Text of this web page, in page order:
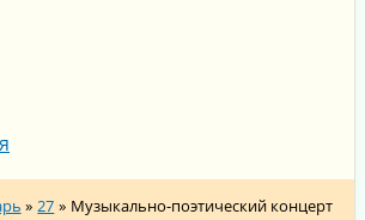
27 Музыкально-поэтический концерт